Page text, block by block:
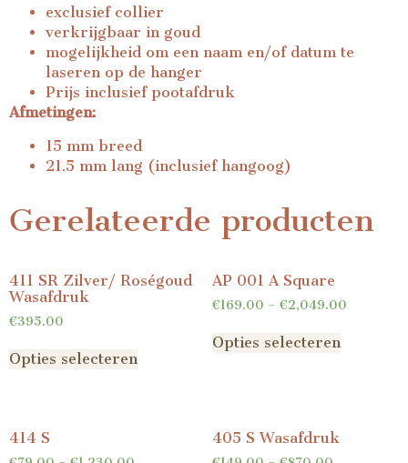
exclusief collier
verkrijgbaar in goud
mogelijkheid om een naam en/of datum te
laseren op de hanger
Prijs inclusief pootafdruk
Afmetingen:
15 mm breed
21.5 mm lang (inclusief hangoog)
Gerelateerde producten
411 SR Zilver/ Roségoud
Wasafdruk
€395.00
Opties selecteren
AP 001 A Square
€169.00 – €2,049.00
Opties selecteren
414 S 405 S Wasafdruk